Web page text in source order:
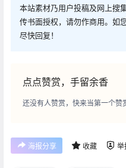
本站素材乃用户投稿及网上搜
传书面授权，请勿作商用。如
尽快回复！
点点赞赏，手留余香
还没有人赞赏，快来当第一个赞
海报分享 收藏 举